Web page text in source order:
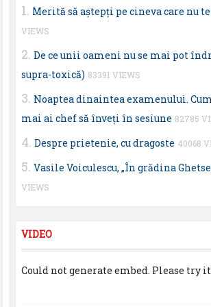
Merită să aştepţi pe cineva care nu
VIEWS
De ce unii oameni nu se mai pot
supra-toxică) 83391 VIEWS
Noaptea dinaintea examenului.
mai ai chef să înveţi în sesiune 82785
Despre prietenie, cu dragoste 40068
Vasile Voiculescu, „În grădina
VIEWS
VIDEO
Could not generate embed. Please try